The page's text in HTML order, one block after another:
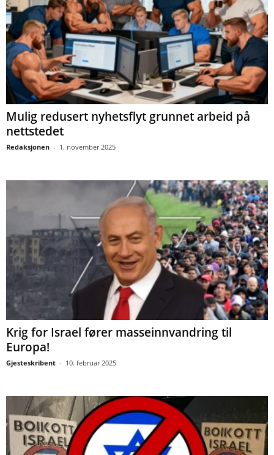
Mulig redusert nyhetsflyt grunnet arbeid på
nettstedet
Redaksjonen - 1. november 2025
Krig for Israel fører masseinnvandring til
Europa!
Gjesteskribent - 10. februar 2025